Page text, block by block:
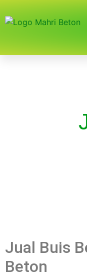
Jual Buis
Beton